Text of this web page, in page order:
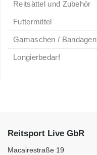
Reitsättel und Zubehör
Futtermittel
Gamaschen / Bandagen
Longierbedarf
Reitsport Live GbR
Macairestraße 19